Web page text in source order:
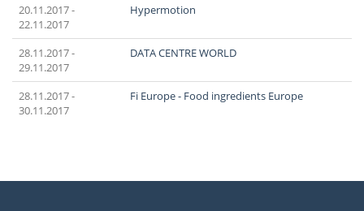
20.11.2017 -
22.11.2017
Hypermotion
28.11.2017 -
29.11.2017
DATA CENTRE WORLD
28.11.2017 -
30.11.2017
Fi Europe - Food ingredients Europe